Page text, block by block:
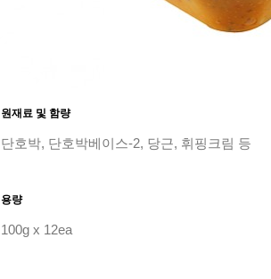
원재료 및 함량
단호박, 단호박베이스-2, 당근, 휘핑크림 등
용량
100g x 12ea